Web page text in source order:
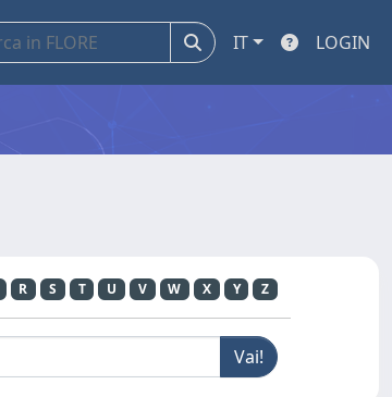
IT LOGIN
R S T U V W X Y Z